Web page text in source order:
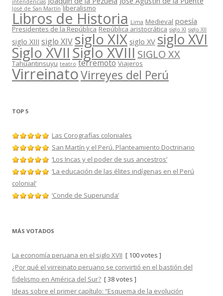
intendencias
José de San Martín liberalismo
Libros de Historia Lima Medieval poesía
Presidentes de la República República aristocrática siglo XI siglo XII
siglo XIII siglo XIV siglo XIX siglo XV siglo XVI
Siglo XVIISiglo XVIIISIGLO XX
Tahuantinsuyu teatro terremoto Viajeros
VirreinatoVirreyes del Perú
TOP 5
Las Corografías coloniales
San Martín y el Perú. Planteamiento Doctrinario
‘Los Incas y el poder de sus ancestros’
‘La educación de las élites indígenas en el Perú
colonial’
‘Conde de Superunda’
MÁS VOTADOS
La economía peruana en el siglo XVII [ 100 votes ]
¿Por qué el virreinato peruano se convirtió en el bastión del
fidelismo en América del Sur? [ 38 votes ]
Ideas sobre el primer capítulo: “Esquema de la evolución